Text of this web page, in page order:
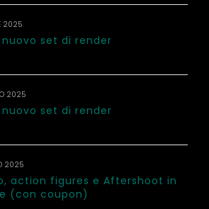
2025
nuovo set di render
2025
nuovo set di render
2025
action figures e Aftershoot in
(con coupon)